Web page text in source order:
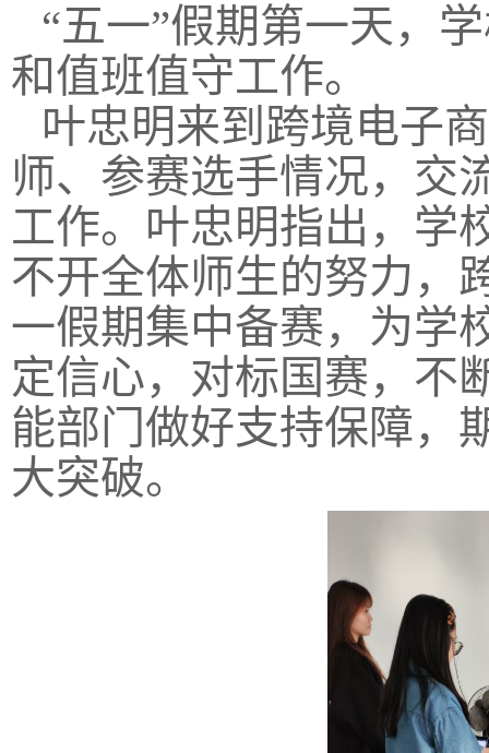
“五一”假期第一天，
和值班值守工作。
叶忠明来到跨境电子
师、参赛选手情况，交
工作。叶忠明指出，学
不开全体师生的努力，
一假期集中备赛，为学
定信心，对标国赛，不
能部门做好支持保障，
大突破。